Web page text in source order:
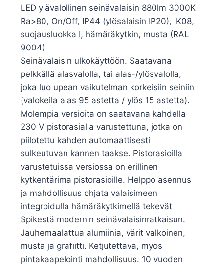
LED ylävalollinen seinävalaisin 880lm 3000K
Ra>80, On/Off, IP44 (ylösalaisin IP20), IK08,
suojausluokka I, hämäräkytkin, musta (RAL
9004)
Seinävalaisin ulkokäyttöön. Saatavana
pelkkällä alasvalolla, tai alas-/ylösvalolla,
joka luo upean vaikutelman korkeisiin seiniin
(valokeila alas 95 astetta / ylös 15 astetta).
Molempia versioita on saatavana kahdella
230 V pistorasialla varustettuna, jotka on
piilotettu kahden automaattisesti
sulkeutuvan kannen taakse. Pistorasioilla
varustetuissa versiossa on erillinen
kytkentärima pistorasioille. Helppo asennus
ja mahdollisuus ohjata valaisimeen
integroidulla hämäräkytkimellä tekevät
Spikestä modernin seinävalaisinratkaisun.
Jauhemaalattua alumiinia, värit valkoinen,
musta ja grafiitti. Ketjutettava, myös
pintakaapelointi mahdollisuus. 10 vuoden